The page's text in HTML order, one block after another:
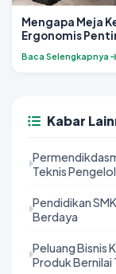
Mengapa Meja
Ergonomis
Produktivitas
Baca Selengkapnya
Kabar
Teknis
Pendidikan
Berdaya
Peluang Bisnis
Produk Bernilai